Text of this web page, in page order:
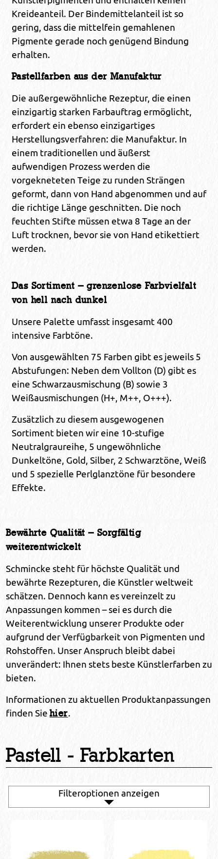
Kreideanteil. Der Bindemittelanteil ist so
gering, dass die mittelfein gemahlenen
Pigmente gerade noch genügend Bindung
erhalten.
Pastellfarben aus der Manufaktur
Die außergewöhnliche Rezeptur, die einen
einzigartig starken Farbauftrag ermöglicht,
erfordert ein ebenso einzigartiges
Herstellungsverfahren: die Manufaktur. In
einem traditionellen und äußerst
aufwendigen Prozess werden die
vorgekneteten Teige zu runden Strängen
geformt, dann von Hand abgenommen und auf
die richtige Länge geschnitten. Die noch
feuchten Stifte müssen etwa 8 Tage an der
Luft trocknen, bevor sie von Hand etikettiert
werden.
Das Sortiment – grenzenlose Farbvielfalt
von hell nach dunkel
Unsere Palette umfasst insgesamt 400
intensive Farbtöne.
Von ausgewählten 75 Farben gibt es jeweils 5
Abstufungen: Neben dem Vollton (D) gibt es
eine Schwarzausmischung (B) sowie 3
Weißausmischungen (H+, M++, O+++).
Zusätzlich zu diesem ausgewogenen
Sortiment bieten wir eine 10-stufige
Neutralgraureihe, 5 ungewöhnliche
Dunkeltöne, Gold, Silber, 2 Schwarztöne, Weiß
und 5 spezielle Perlglanztöne für besondere
Effekte.
Bewährte Qualität – Sorgfältig
weiterentwickelt
Schmincke steht für höchste Qualität und
bewährte Rezepturen, die Künstler weltweit
schätzen. Dennoch kann es vereinzelt zu
Anpassungen kommen – sei es durch die
Weiterentwicklung unserer Produkte oder
aufgrund der Verfügbarkeit von Pigmenten und
Rohstoffen. Unser Anspruch bleibt dabei
unverändert: Ihnen stets beste Künstlerfarben zu
bieten.
Informationen zu aktuellen Produktanpassungen
finden Sie hier.
Pastell - Farbkarten
Filteroptionen anzeigen